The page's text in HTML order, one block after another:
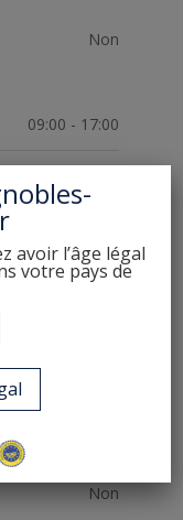
Non
09:00 - 17:00
09:00 - 17:00
uniquement
Non
avoir l’âge légal
votre pays de